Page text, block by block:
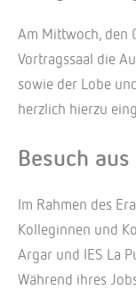
Am Mittwoch, den
Vortragssaal die
sowie der Lobe
herzlich hierzu
Besuch
Im Rahmen des
Kolleginnen und
Argar und IES La
Während ihres